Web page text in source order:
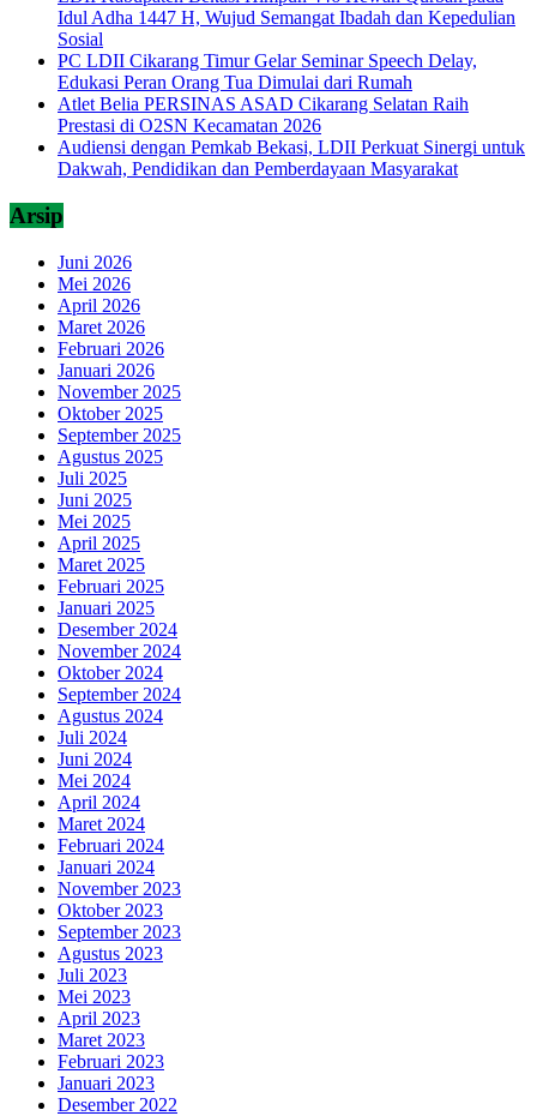
Idul Adha 1447 H, Wujud Semangat Ibadah dan Kepedulian
Sosial
PC LDII Cikarang Timur Gelar Seminar Speech Delay,
Edukasi Peran Orang Tua Dimulai dari Rumah
Atlet Belia PERSINAS ASAD Cikarang Selatan Raih
Prestasi di O2SN Kecamatan 2026
Audiensi dengan Pemkab Bekasi, LDII Perkuat Sinergi untuk
Dakwah, Pendidikan dan Pemberdayaan Masyarakat
Arsip
Juni 2026
Mei 2026
April 2026
Maret 2026
Februari 2026
Januari 2026
November 2025
Oktober 2025
September 2025
Agustus 2025
Juli 2025
Juni 2025
Mei 2025
April 2025
Maret 2025
Februari 2025
Januari 2025
Desember 2024
November 2024
Oktober 2024
September 2024
Agustus 2024
Juli 2024
Juni 2024
Mei 2024
April 2024
Maret 2024
Februari 2024
Januari 2024
November 2023
Oktober 2023
September 2023
Agustus 2023
Juli 2023
Mei 2023
April 2023
Maret 2023
Februari 2023
Januari 2023
Desember 2022